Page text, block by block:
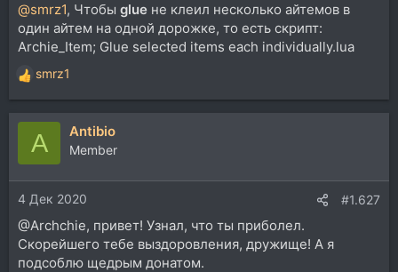
@smrz1, Чтобы glue не клеил несколько айтемов в
один айтем на одной дорожке, то есть скрипт:
Archie_Item; Glue selected items each individually.lua
Р
е
а
и
и
:
smrz1
A Antibio
Member
4 Дек 2020 #1.627
@Archchie, привет! Узнал, что ты приболел.
Скорейшего тебе выздоровления, дружище! А я
подсоблю щедрым донатом.